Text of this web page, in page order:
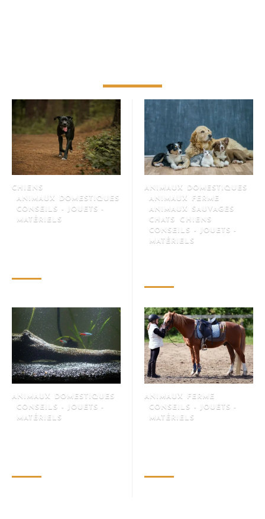
CHIENS
ANIMAUX DOMESTIQUES
CONSEILS - JOUETS -
MATÉRIELS
ANIMAUX DOMESTIQUES
ANIMAUX FERME
ANIMAUX SAUVAGES
CHATS
CHIENS
CONSEILS - JOUETS -
MATÉRIELS
ANIMAUX DOMESTIQUES
CONSEILS - JOUETS -
MATÉRIELS
ANIMAUX FERME
CONSEILS - JOUETS -
MATÉRIELS